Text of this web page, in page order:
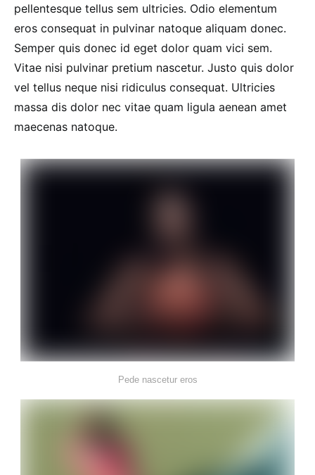
pellentesque tellus sem ultricies. Odio elementum
eros consequat in pulvinar natoque aliquam donec.
Semper quis donec id eget dolor quam vici sem.
Vitae nisi pulvinar pretium nascetur. Justo quis dolor
vel tellus neque nisi ridiculus consequat. Ultricies
massa dis dolor nec vitae quam ligula aenean amet
maecenas natoque.
Pede nascetur eros